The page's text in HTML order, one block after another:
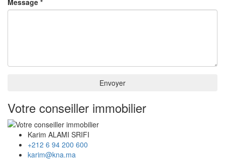
Message *
Envoyer
Votre conseiller immobilier
Karim ALAMI SRIFI
+212 6 94 200 600
karim@kna.ma